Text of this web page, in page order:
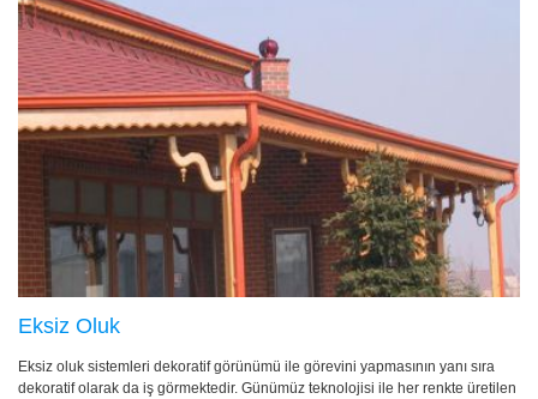
Eksiz Oluk
Eksiz oluk sistemleri dekoratif görünümü ile görevini yapmasının yanı sıra
dekoratif olarak da iş görmektedir. Günümüz teknolojisi ile her renkte üretilen